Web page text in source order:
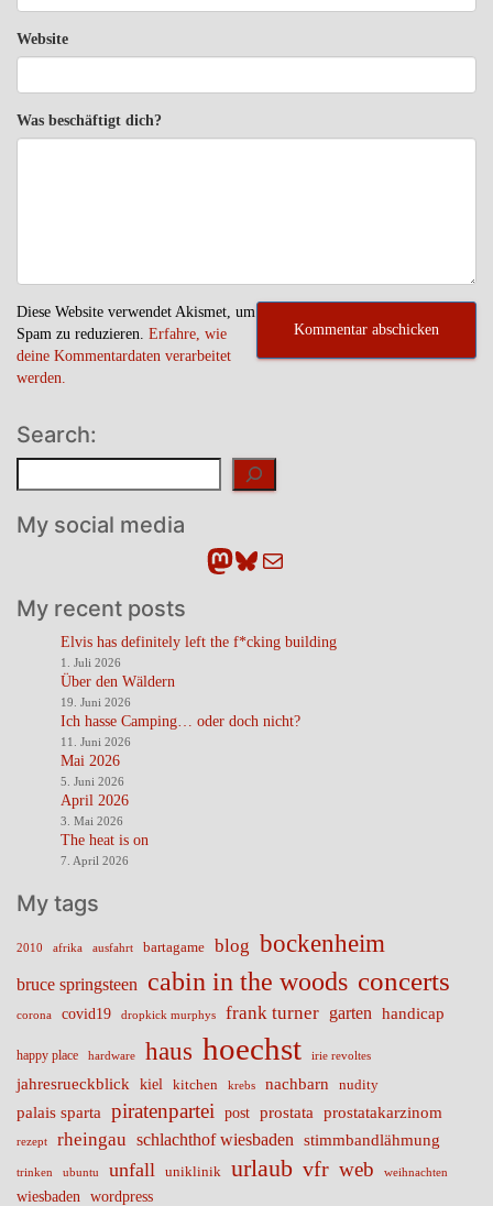
Website
Was beschäftigt dich?
Diese Website verwendet Akismet, um
Spam zu reduzieren. Erfahre, wie
deine Kommentardaten verarbeitet
werden.
Search:
My social media
Mastodon
Bluesky
E-Mail
My recent posts
Elvis has definitely left the f*cking building
1. Juli 2026
Über den Wäldern
19. Juni 2026
Ich hasse Camping… oder doch nicht?
11. Juni 2026
Mai 2026
5. Juni 2026
April 2026
3. Mai 2026
The heat is on
7. April 2026
My tags
2010 afrika ausfahrt bartagame blog bockenheim
bruce springsteen cabin in the woods concerts
corona covid19 dropkick murphys frank turner garten handicap
happy place hardware haus hoechst irie revoltes
jahresrueckblick kiel kitchen krebs nachbarn nudity
palais sparta piratenpartei post prostata prostatakarzinom
rezept rheingau schlachthof wiesbaden stimmbandlähmung
trinken ubuntu unfall uniklinik urlaub vfr web weihnachten
wiesbaden wordpress